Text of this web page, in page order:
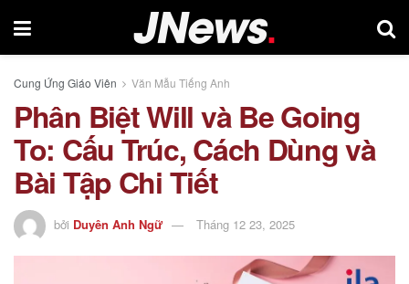
Cung Ứng Giáo Viên Văn Mẫu Tiếng Anh
Phân Biệt Will và Be Going
To: Cấu Trúc, Cách Dùng và
Bài Tập Chi Tiết
bởi Duyên Anh Ngữ Tháng 12 23, 2025